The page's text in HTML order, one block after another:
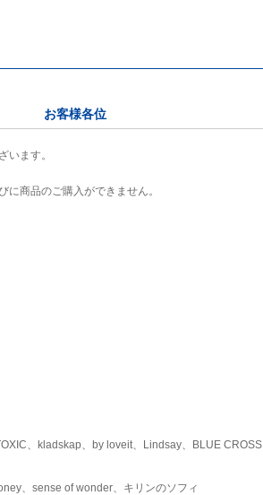
お客様各位
います。
商品のご購入ができません。
、kladskap、by loveit、Lindsay、BLUE CROSS
、sense of wonder、キリンのソフィ